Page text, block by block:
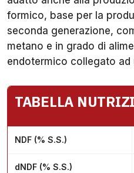
formico, base per la
seconda generazione,
metano e in grado di
endotermico collegato
TABELLA
NDF (% S.S.)
dNDF (% S.S.)